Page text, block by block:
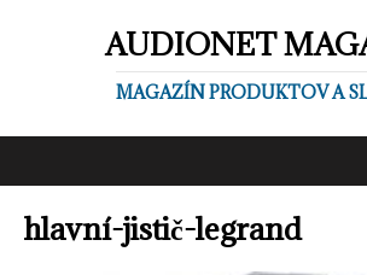
AUDIONET
MAGAZÍN PRODUKTOV A
hlavní-jistič-legrand